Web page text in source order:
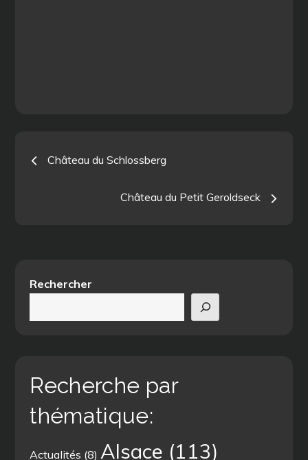
Navigation
Château du Schlossberg
Château du Petit Geroldseck
Rechercher
Recherche par
thématique:
Actualités (8) Alsace (113)